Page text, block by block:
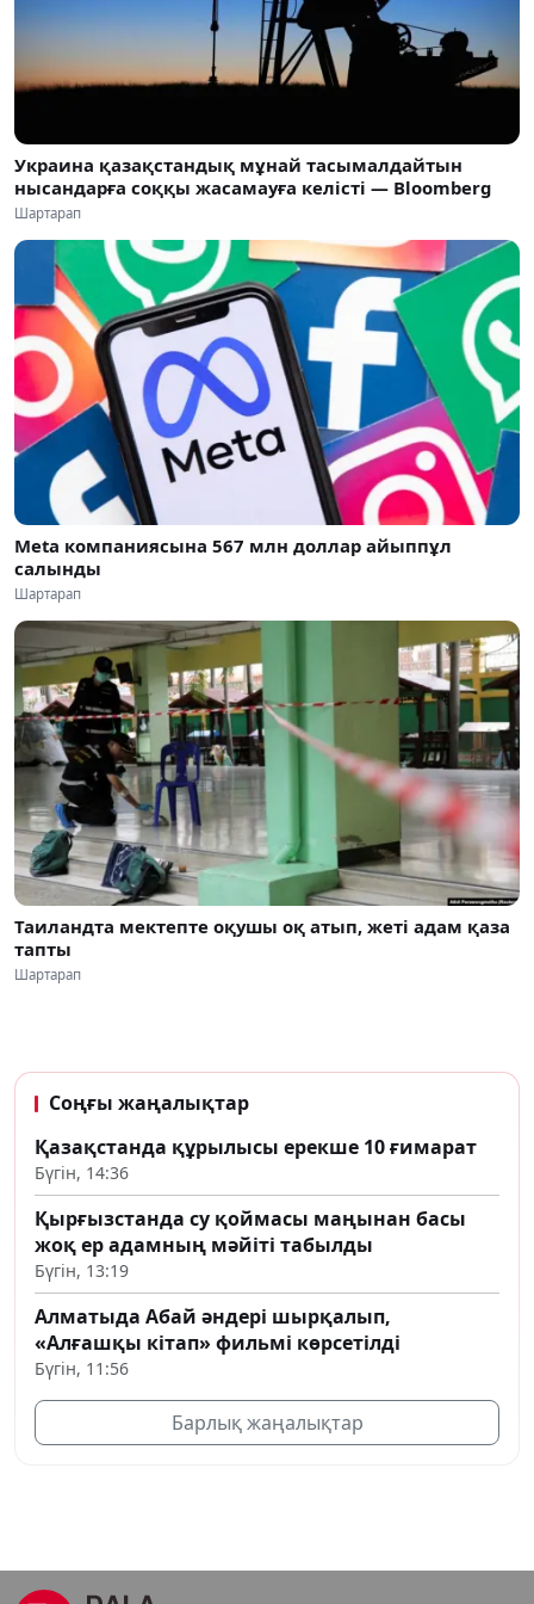
Украина қазақстандық мұнай тасымалдайтын
нысандарға соққы жасамауға келісті — Bloomberg
Шартарап
Meta компаниясына 567 млн доллар айыппұл
салынды
Шартарап
Таиландта мектепте оқушы оқ атып, жеті адам қаза
тапты
Шартарап
Соңғы жаңалықтар
Қазақстанда құрылысы ерекше 10 ғимарат
Бүгін, 14:36
Қырғызстанда су қоймасы маңынан басы
жоқ ер адамның мәйіті табылды
Бүгін, 13:19
Алматыда Абай әндері шырқалып,
«Алғашқы кітап» фильмі көрсетілді
Бүгін, 11:56
Барлық жаңалықтар